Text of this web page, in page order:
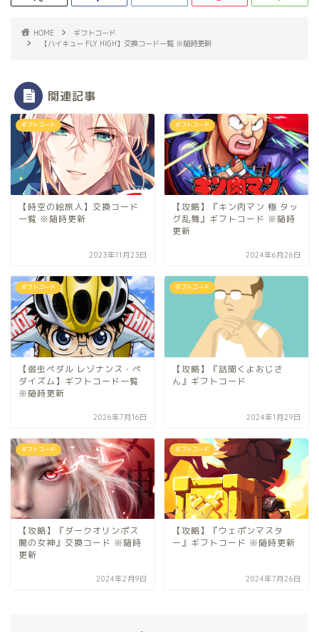
HOME
ギフトコード
【ハイキュー FLY HIGH】交換コード一覧 ※随時更新
関連記事
ギフトコード
【時空の絵旅人】交換コード
一覧 ※随時更新
2023年11月23日
ギフトコード
【攻略】『キン肉マン 極 タッ
グ乱舞』ギフトコード ※随時
更新
2024年6月26日
ギフトコード
【弱虫ペダル レゾナンス・ぺ
ダイズム】ギフトコード一覧
※随時更新
2026年7月16日
ギフトコード
【攻略】『話聞くよおじさ
ん』ギフトコード
2024年1月29日
ギフトコード
【攻略】『ダークオリンポス
闇の女神』交換コード ※随時
更新
2024年2月9日
ギフトコード
【攻略】『ウェポンマスタ
ー』ギフトコード ※随時更新
2024年7月26日